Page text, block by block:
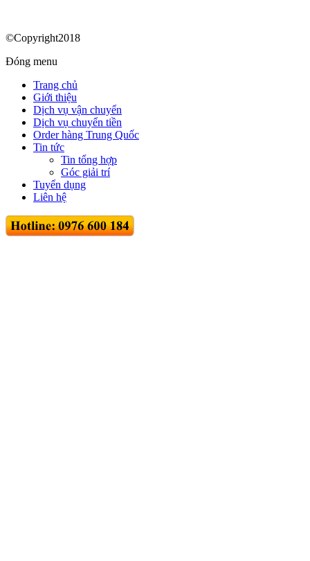
©Copyright2018
Đóng menu
Trang chủ
Giới thiệu
Dịch vụ vận chuyển
Dịch vụ chuyển tiền
Order hàng Trung Quốc
Tin tức
Tin tổng hợp
Góc giải trí
Tuyển dụng
Liên hệ